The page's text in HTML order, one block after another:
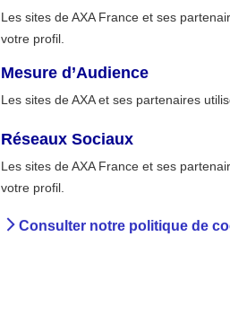
Accueil
Tri
Les sites de AXA France et ses
votre profil.
Mesure d’Audience
Les sites de AXA et ses partenaires
Réseaux Sociaux
Les sites de AXA France et ses
votre profil.
Consulter notre politique de